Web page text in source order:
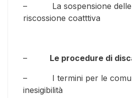
– La sospensione delle
riscossione coatttiva
– Le procedure di
– I termini per le
inesigibilità